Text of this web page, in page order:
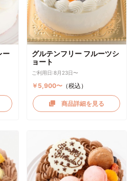
ー
グルテンフリー フルーツシ
ョート
ご利用日:8月23日〜
￥5,900〜 （税込）
商品詳細を見る